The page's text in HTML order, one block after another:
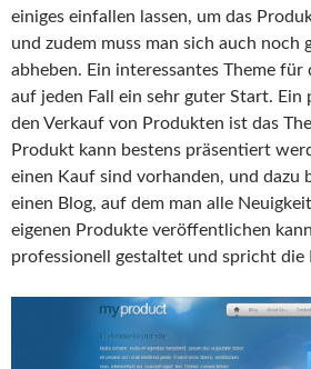
einiges einfallen lassen, um das
und zudem muss man sich auch noch
abheben. Ein interessantes Theme
auf jeden Fall ein sehr guter Start. Ein
den Verkauf von Produkten ist das
Produkt kann bestens präsentiert
einen Kauf sind vorhanden, und dazu
einen Blog, auf dem man alle
eigenen Produkte veröffentlichen
professionell gestaltet und spricht die